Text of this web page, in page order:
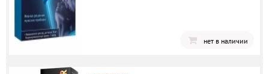
нет в наличии